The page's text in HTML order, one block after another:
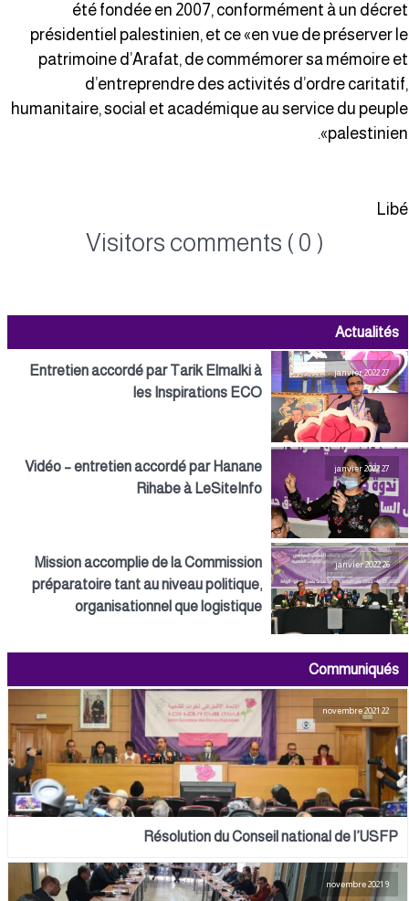
été fondée en 2007, conformément à un
présidentiel palestinien, et ce «en vue de préserver
patrimoine d’Arafat, de commémorer sa mémoire
d’entreprendre des activités d’ordre
humanitaire, social et académique au service du
Visitors comments ( 0 )
Actualités
27 janvier 2022
Entretien accordé par Tarik Elmalki à
les Inspirations ECO
27 janvier 2022
Vidéo – entretien accordé par Hanane
Rihabe à LeSiteInfo
26 janvier 2022
Mission accomplie de la Commission
préparatoire tant au niveau politique,
organisationnel que logistique
Communiqués
22 novembre 2021
Résolution du Conseil national de l’USFP